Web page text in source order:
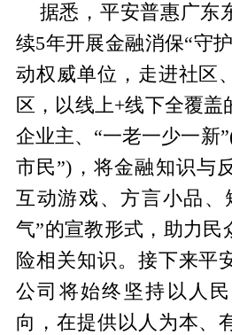
据悉，平安普惠广东
续5年开展金融消保“守
动权威单位，走进社区
区，以线上+线下全覆盖
企业主、“一老一少一新
市民”)，将金融知识与
互动游戏、方言小品、
气”的宣教形式，助力民
险相关知识。接下来平
公司将始终坚持以人
向，在提供以人为本、